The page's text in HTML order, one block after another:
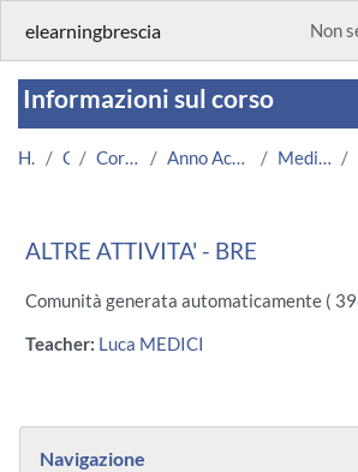
elearningbrescia Non
Informazioni sul corso
Home Corsi Corsi Istituzionali Anno Accademico 2014/2015 Medicina e Chirurgia
ALTRE ATTIVITA' - BRE
Comunità generata automaticamente (
Teacher: Luca MEDICI
Blocchi
Navigazione